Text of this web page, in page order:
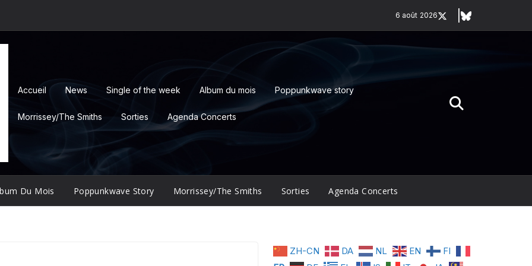
6 août 2026
Accueil News Single of the week Album du mois Poppunkwave story
Morrissey/The Smiths Sorties Agenda Concerts
Du Mois Poppunkwave Story Morrissey/The Smiths Sorties Agenda Concerts
ZH-CN DA NL EN
FI